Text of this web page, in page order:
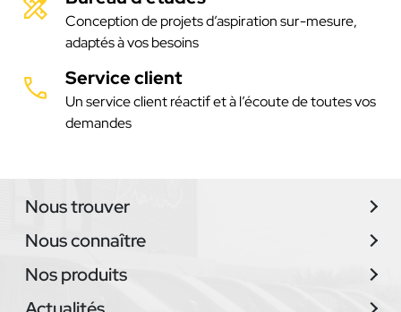
Conception de projets d’aspiration sur-mesure,
adaptés à vos besoins
Service client
Un service client réactif et à l’écoute de toutes vos
demandes
Nous trouver
Nous connaître
Nos produits